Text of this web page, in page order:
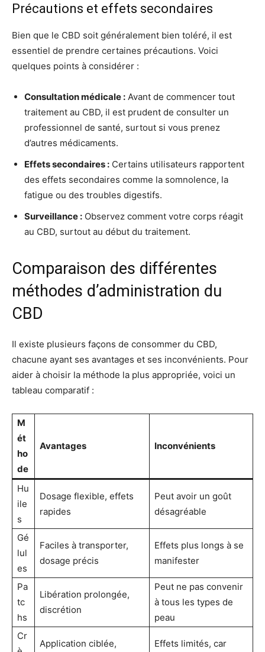
Précautions et effets secondaires
Bien que le CBD soit généralement bien toléré, il est
essentiel de prendre certaines précautions. Voici
quelques points à considérer :
Consultation médicale : Avant de commencer tout
traitement au CBD, il est prudent de consulter un
professionnel de santé, surtout si vous prenez
d’autres médicaments.
Effets secondaires : Certains utilisateurs rapportent
des effets secondaires comme la somnolence, la
fatigue ou des troubles digestifs.
Surveillance : Observez comment votre corps réagit
au CBD, surtout au début du traitement.
Comparaison des différentes
méthodes d’administration du
CBD
Il existe plusieurs façons de consommer du CBD,
chacune ayant ses avantages et ses inconvénients. Pour
aider à choisir la méthode la plus appropriée, voici un
tableau comparatif :
M
ét
ho
de
Avantages Inconvénients
Hu
ile
s
Dosage flexible, effets
rapides
Peut avoir un goût
désagréable
Gé
lul
es
Faciles à transporter,
dosage précis
Effets plus longs à se
manifester
Pa
tc
hs
Libération prolongée,
discrétion
Peut ne pas convenir
à tous les types de
peau
Cr
Application ciblée,
Effets limités, car